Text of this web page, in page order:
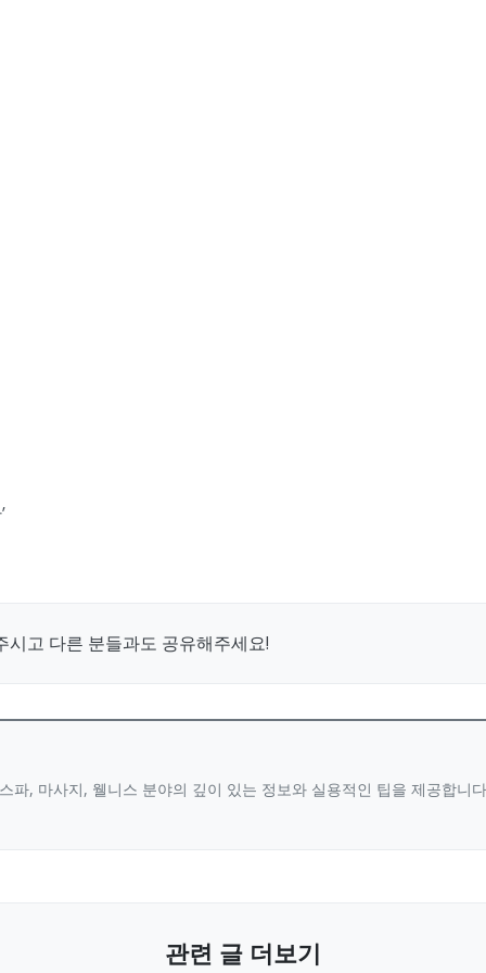
고 다른 분들과도 공유해주세요!
파, 마사지, 웰니스 분야의 깊이 있는 정보와 실용적인 팁을 제공합니
관련 글 더보기